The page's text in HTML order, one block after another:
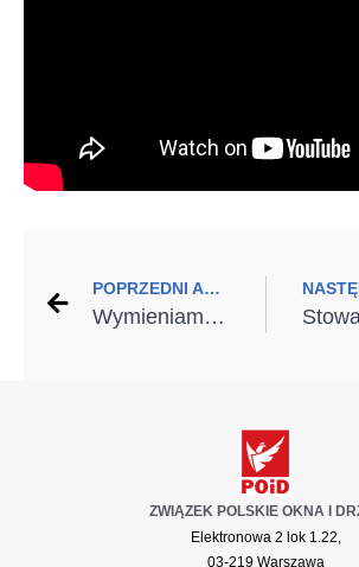
POPRZEDNI ARTYKUŁ
Wymieniamy stare okna
ZWIĄZEK POLSKIE OKNA I
Elektronowa 2 lok 1.22,
03-219 Warszawa